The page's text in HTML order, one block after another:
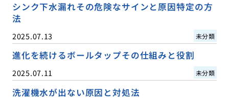
シンク下水漏れその危険なサインと原因特定の方
法
2025.07.13 未分類
進化を続けるボールタップその仕組みと役割
2025.07.11 未分類
洗濯機水が出ない原因と対処法